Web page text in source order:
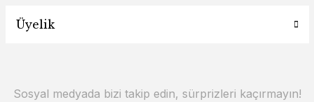
Üyelik
Sosyal medyada bizi takip edin, sürprizleri kaçırmayın!